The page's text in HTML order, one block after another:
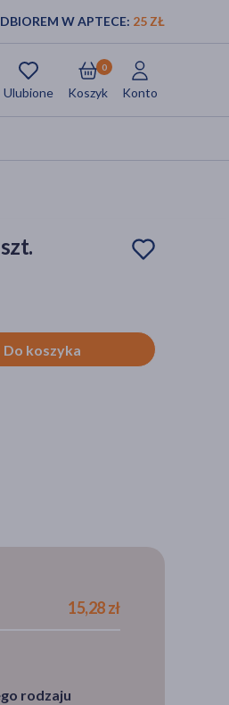
W APTECE: 25 ZŁ
Ulubione Koszyk
0
Konto
Do koszyka
15,28 zł
rodzaju